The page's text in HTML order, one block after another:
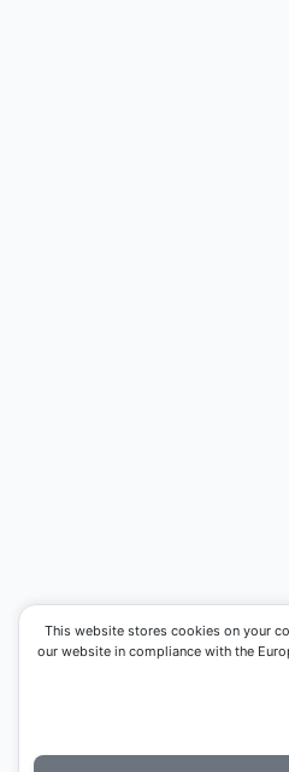
This website stores cookies on your
our website in compliance with the